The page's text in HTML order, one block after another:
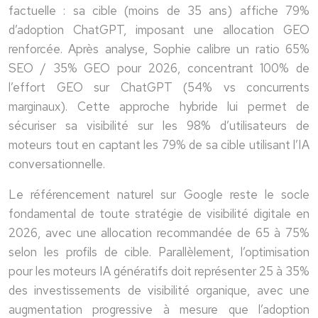
factuelle : sa cible (moins de 35 ans) affiche 79%
d’adoption ChatGPT, imposant une allocation GEO
renforcée. Après analyse, Sophie calibre un ratio 65%
SEO / 35% GEO pour 2026, concentrant 100% de
l’effort GEO sur ChatGPT (54% vs concurrents
marginaux). Cette approche hybride lui permet de
sécuriser sa visibilité sur les 98% d’utilisateurs de
moteurs tout en captant les 79% de sa cible utilisant l’IA
conversationnelle.
Le référencement naturel sur Google reste le socle
fondamental de toute stratégie de visibilité digitale en
2026, avec une allocation recommandée de 65 à 75%
selon les profils de cible. Parallèlement, l’optimisation
pour les moteurs IA génératifs doit représenter 25 à 35%
des investissements de visibilité organique, avec une
augmentation progressive à mesure que l’adoption